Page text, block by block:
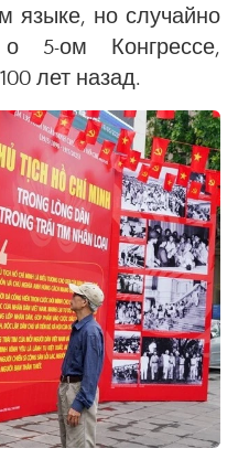
языке, но случайно
5-ом Конгрессе,
лет назад.